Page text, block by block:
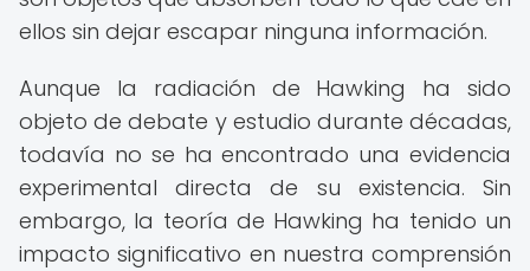
ellos sin dejar escapar ninguna información.
Aunque la radiación de Hawking ha sido
objeto de debate y estudio durante décadas,
todavía no se ha encontrado una evidencia
experimental directa de su existencia. Sin
embargo, la teoría de Hawking ha tenido un
impacto significativo en nuestra comprensión